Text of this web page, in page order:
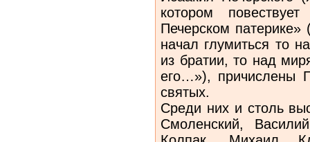
котором
Печерском
начал глумиться то
из братии, то над
его…»), причислены
святых.
Среди них и столь
Смоленский,